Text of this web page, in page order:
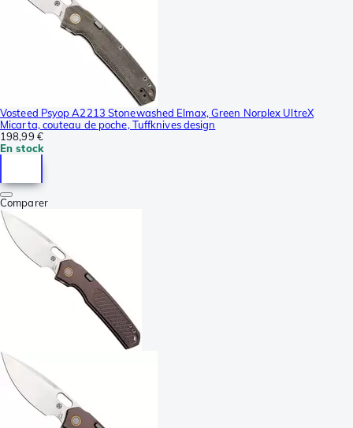
Vosteed Psyop A2213 Stonewashed Elmax, Green Norplex UltreX
Micarta, couteau de poche, Tuffknives design
198,99 €
En stock
Comparer